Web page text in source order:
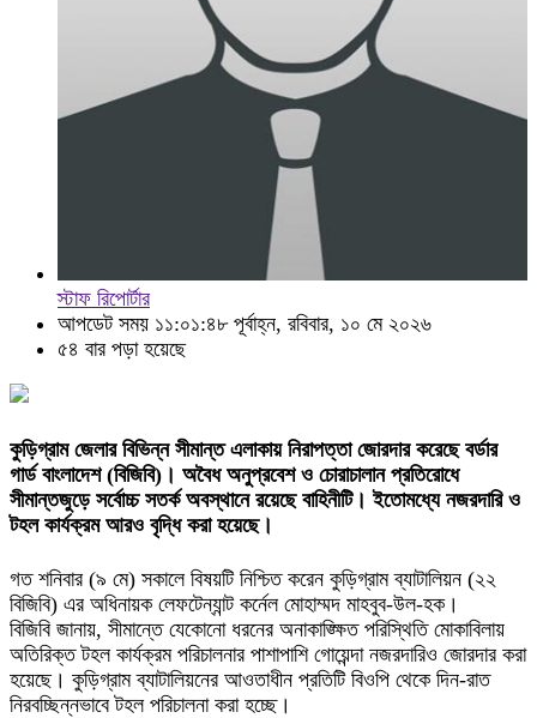
স্টাফ রিপোর্টার
আপডেট সময় ১১:০১:৪৮ পূর্বাহ্ন, রবিবার, ১০ মে ২০২৬
৫৪ বার পড়া হয়েছে
কুড়িগ্রাম জেলার বিভিন্ন সীমান্ত এলাকায় নিরাপত্তা জোরদার করেছে বর্ডার
গার্ড বাংলাদেশ (বিজিবি)। অবৈধ অনুপ্রবেশ ও চোরাচালান প্রতিরোধে
সীমান্তজুড়ে সর্বোচ্চ সতর্ক অবস্থানে রয়েছে বাহিনীটি। ইতোমধ্যে নজরদারি ও
টহল কার্যক্রম আরও বৃদ্ধি করা হয়েছে।
গত শনিবার (৯ মে) সকালে বিষয়টি নিশ্চিত করেন কুড়িগ্রাম ব্যাটালিয়ন (২২
বিজিবি) এর অধিনায়ক লেফটেন্যান্ট কর্নেল মোহাম্মদ মাহবুব-উল-হক।
বিজিবি জানায়, সীমান্তে যেকোনো ধরনের অনাকাঙ্ক্ষিত পরিস্থিতি মোকাবিলায়
অতিরিক্ত টহল কার্যক্রম পরিচালনার পাশাপাশি গোয়েন্দা নজরদারিও জোরদার করা
হয়েছে। কুড়িগ্রাম ব্যাটালিয়নের আওতাধীন প্রতিটি বিওপি থেকে দিন-রাত
নিরবচ্ছিন্নভাবে টহল পরিচালনা করা হচ্ছে।